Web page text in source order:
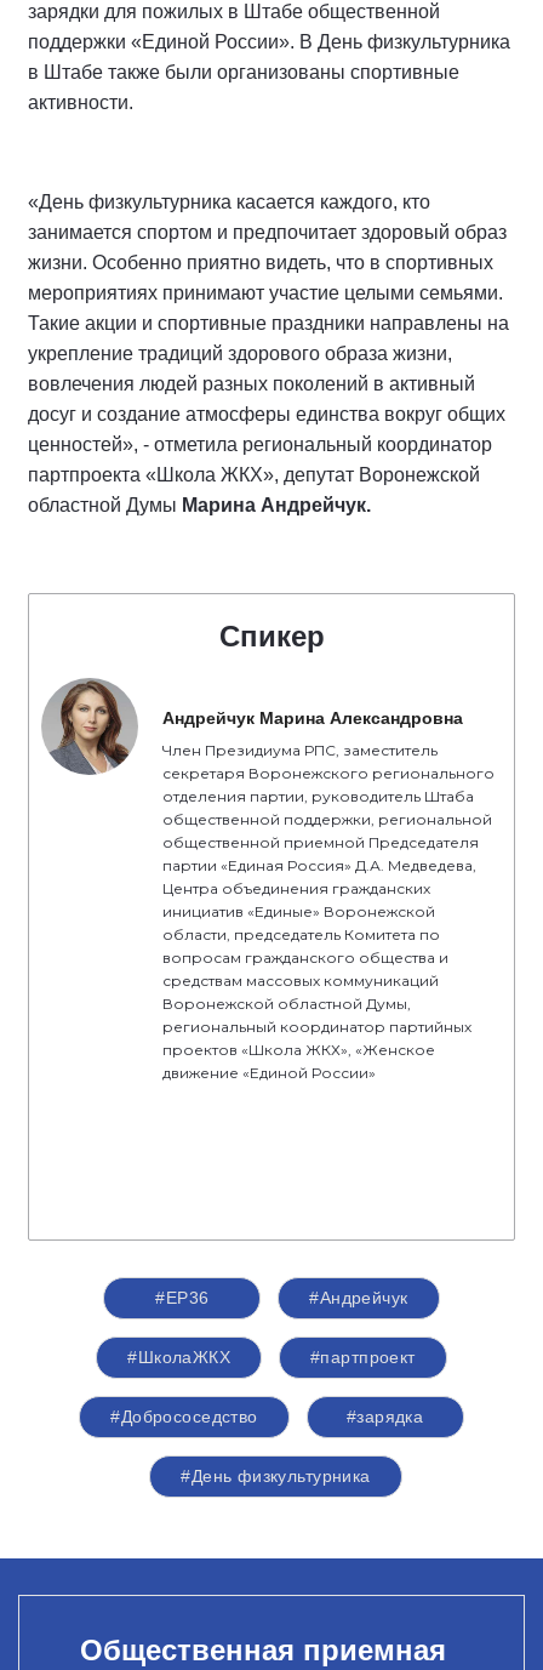
зарядки для пожилых в Штабе общественной
поддержки «Единой России». В День физкультурника
в Штабе также были организованы спортивные
активности.
«День физкультурника касается каждого, кто
занимается спортом и предпочитает здоровый образ
жизни. Особенно приятно видеть, что в спортивных
мероприятиях принимают участие целыми семьями.
Такие акции и спортивные праздники направлены на
укрепление традиций здорового образа жизни,
вовлечения людей разных поколений в активный
досуг и создание атмосферы единства вокруг общих
ценностей», - отметила региональный координатор
партпроекта «Школа ЖКХ», депутат Воронежской
областной Думы Марина Андрейчук.
Спикер
Андрейчук Марина Александровна
Член Президиума РПС, заместитель
секретаря Воронежского регионального
отделения партии, руководитель Штаба
общественной поддержки, региональной
общественной приемной Председателя
партии «Единая Россия» Д.А. Медведева,
Центра объединения гражданских
инициатив «Единые» Воронежской
области, председатель Комитета по
вопросам гражданского общества и
средствам массовых коммуникаций
Воронежской областной Думы,
региональный координатор партийных
проектов «Школа ЖКХ», «Женское
движение «Единой России»
#ЕР36 #Андрейчук
#ШколаЖКХ #партпроект
#Добрососедство #зарядка
#День физкультурника
Общественная приемная